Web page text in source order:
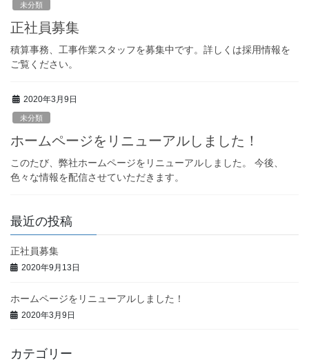
未分類
正社員募集
積算事務、工事作業スタッフを募集中です。詳しくは採用情報を
ご覧ください。
2020年3月9日
未分類
ホームページをリニューアルしました！
このたび、弊社ホームページをリニューアルしました。 今後、
色々な情報を配信させていただきます。
最近の投稿
正社員募集
2020年9月13日
ホームページをリニューアルしました！
2020年3月9日
カテゴリー